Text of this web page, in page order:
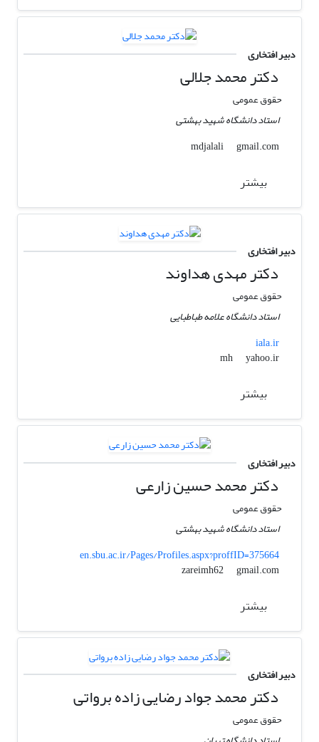
دبیر افتخاری
دکتر محمد جلالی
حقوق عمومی
استاد دانشگاه شهید بهشتی
mdjalali
gmail.com
بیشتر
دبیر افتخاری
دکتر مهدی هداوند
حقوق عمومی
استاد دانشگاه علامه طباطبایی
iala.ir
mh
yahoo.ir
بیشتر
دبیر افتخاری
دکتر محمد حسین زارعی
حقوق عمومی
استاد دانشگاه شهید بهشتی
en.sbu.ac.ir/Pages/Profiles.aspx?proffID=375664
zareimh62
gmail.com
بیشتر
دبیر افتخاری
دکتر محمد جواد رضایی زاده برواتی
حقوق عمومی